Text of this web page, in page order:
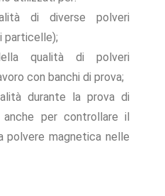
di diverse polveri
particelle);
qualità di polveri
con banchi di prova;
durante la prova di
per controllare il
polvere magnetica nelle